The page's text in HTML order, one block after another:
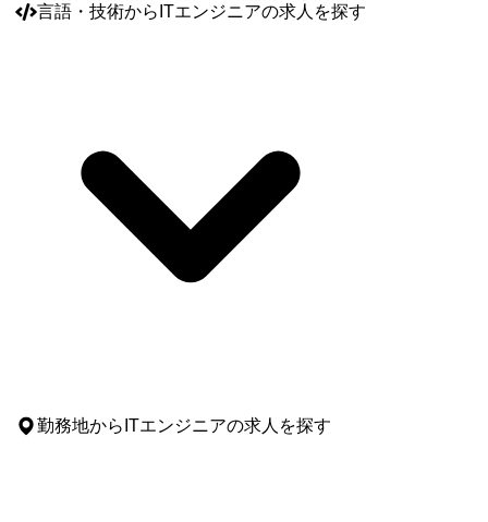
言語・技術からITエンジニアの求人を探す
勤務地からITエンジニアの求人を探す